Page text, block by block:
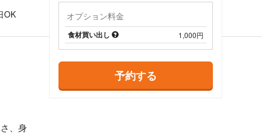
OK
オプション料金
食材買い出し 1,000円
予約する
、身